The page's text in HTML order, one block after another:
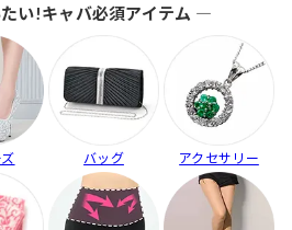
い!キャバ必須アイテム ―
バッグ アクセサリー